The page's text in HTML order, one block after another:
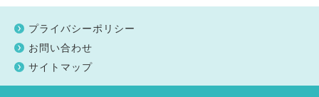
プライバシーポリシー
お問い合わせ
サイトマップ